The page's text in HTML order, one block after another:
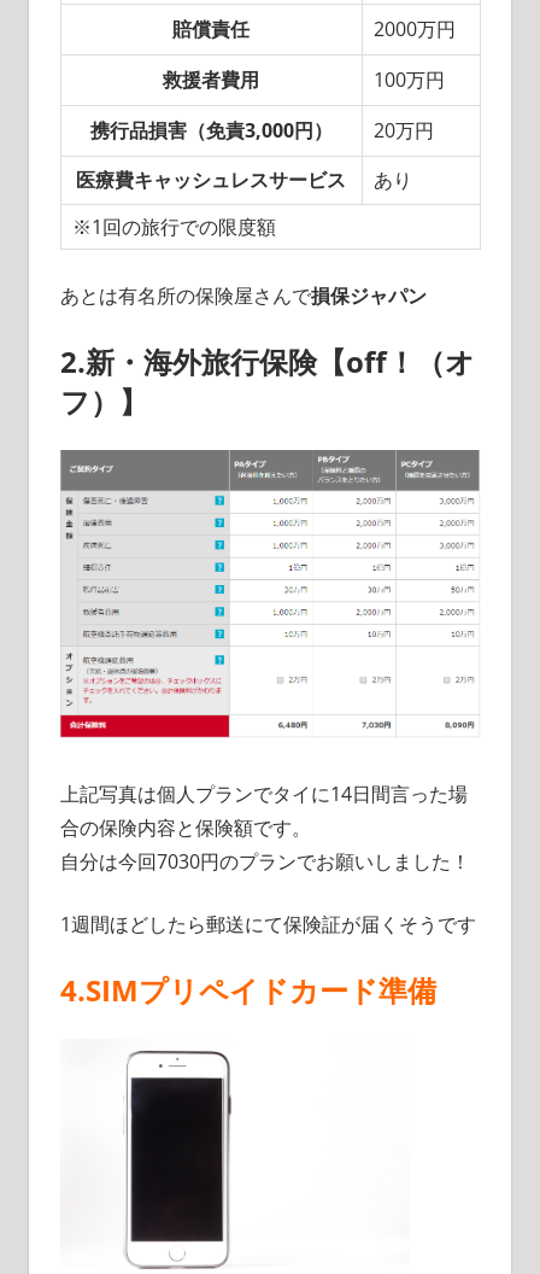
賠償責任
2000万円
救援者費用
100万円
携行品損害（免責3,000円）
20万円
医療費キャッシュレスサービス
あり
※1回の旅行での限度額
あとは有名所の保険屋さんで損保ジャパン
2.新・海外旅行保険【off！（オ
フ）】
上記写真は個人プランでタイに14日間言った場
合の保険内容と保険額です。
自分は今回7030円のプランでお願いしました！
1週間ほどしたら郵送にて保険証が届くそうです
4.SIMプリペイドカード準備